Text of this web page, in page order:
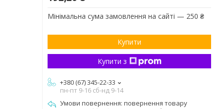
Мінімальна сума замовлення на сайті — 250 ₴
Купити
Купити з
+380 (67) 345-22-33
пн-пт 9-16 сб-нд 9-14
повернення товару